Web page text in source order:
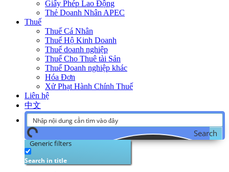
Giấy Phép Lao Động
Thẻ Doanh Nhân APEC
Thuế
Thuế Cá Nhân
Thuế Hộ Kinh Doanh
Thuế doanh nghiệp
Thuế Cho Thuê tài Sản
Thuế Doanh nghiệp khác
Hóa Đơn
Xử Phạt Hành Chính Thuế
Liên hệ
中文
Search
Generic filters
Search in title